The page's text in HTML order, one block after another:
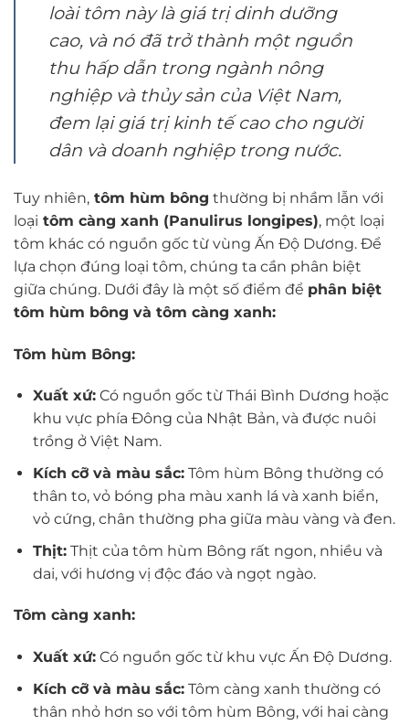
loài tôm này là giá trị dinh dưỡng
cao, và nó đã trở thành một nguồn
thu hấp dẫn trong ngành nông
nghiệp và thủy sản của Việt Nam,
đem lại giá trị kinh tế cao cho người
dân và doanh nghiệp trong nước.
Tuy nhiên, tôm hùm bông thường bị nhầm lẫn với
loại tôm càng xanh (Panulirus longipes), một loại
tôm khác có nguồn gốc từ vùng Ấn Độ Dương. Để
lựa chọn đúng loại tôm, chúng ta cần phân biệt
giữa chúng. Dưới đây là một số điểm để phân biệt
tôm hùm bông và tôm càng xanh:
Tôm hùm Bông:
Xuất xứ:Có nguồn gốc từ Thái Bình Dương hoặc
khu vực phía Đông của Nhật Bản, và được nuôi
trồng ở Việt Nam.
Kích cỡ và màu sắc:Tôm hùm Bông thường có
thân to, vỏ bóng pha màu xanh lá và xanh biển,
vỏ cứng, chân thường pha giữa màu vàng và đen.
Thịt:Thịt của tôm hùm Bông rất ngon, nhiều và
dai, với hương vị độc đáo và ngọt ngào.
Tôm càng xanh:
Xuất xứ:Có nguồn gốc từ khu vực Ấn Độ Dương.
Kích cỡ và màu sắc:Tôm càng xanh thường có
thân nhỏ hơn so với tôm hùm Bông, với hai càng